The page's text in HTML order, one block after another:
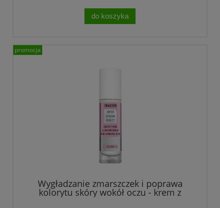
do koszyka
Wygładzanie zmarszczek i poprawa
kolorytu skóry wokół oczu - krem z
jadem żmii do okolic oczu BINGOSPA
promocja